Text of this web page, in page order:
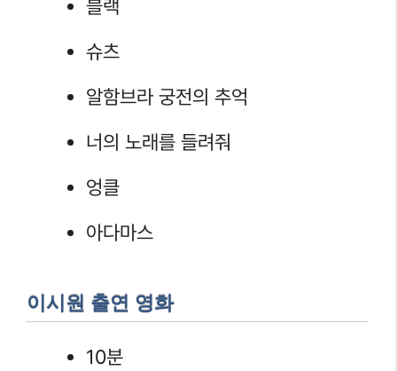
블랙
슈츠
알함브라 궁전의 추억
너의 노래를 들려줘
엉클
아다마스
이시원 출연 영화
10분